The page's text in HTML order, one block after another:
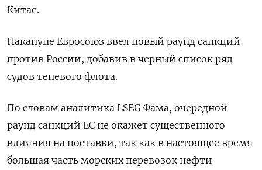
Китае.
Накануне Евросоюз ввел новый раунд санкций
против России, добавив в черный список ряд
судов теневого флота.
По словам аналитика LSEG Фама, очередной
раунд санкций ЕС не окажет существенного
влияния на поставки, так как в настоящее время
большая часть морских перевозок нефти